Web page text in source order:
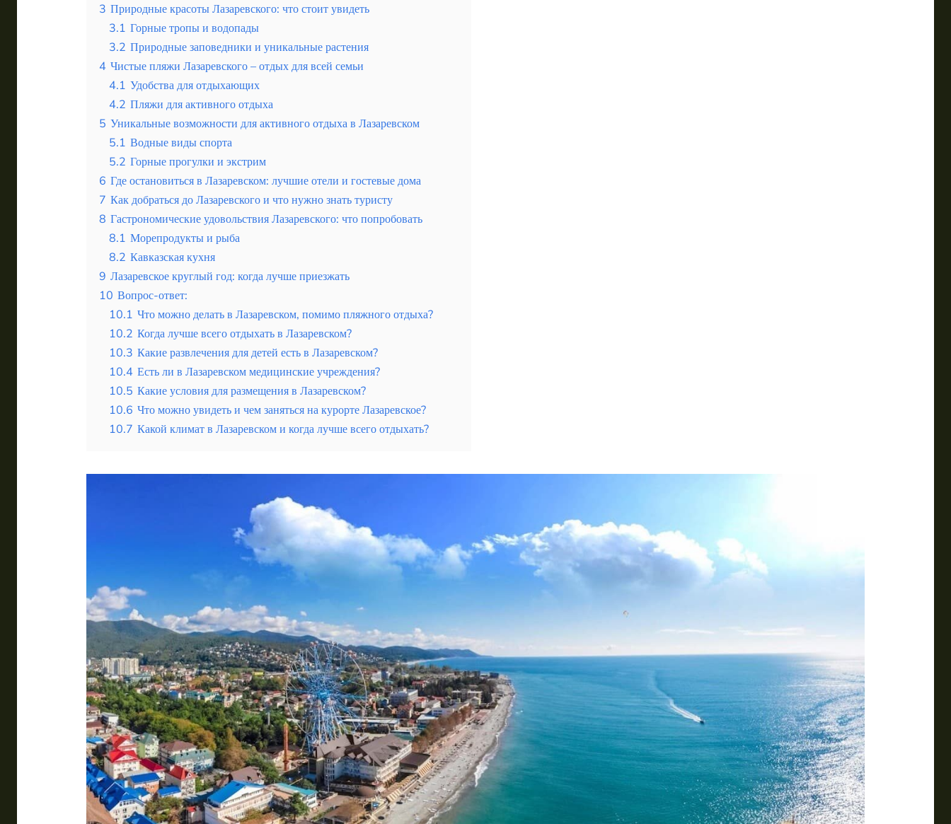
3 Природные красоты Лазаревского: что стоит увидеть
3.1 Горные тропы и водопады
3.2 Природные заповедники и уникальные растения
4 Чистые пляжи Лазаревского – отдых для всей семьи
4.1 Удобства для отдыхающих
4.2 Пляжи для активного отдыха
5 Уникальные возможности для активного отдыха в Лазаревском
5.1 Водные виды спорта
5.2 Горные прогулки и экстрим
6 Где остановиться в Лазаревском: лучшие отели и гостевые дома
7 Как добраться до Лазаревского и что нужно знать туристу
8 Гастрономические удовольствия Лазаревского: что попробовать
8.1 Морепродукты и рыба
8.2 Кавказская кухня
9 Лазаревское круглый год: когда лучше приезжать
10 Вопрос-ответ:
10.1 Что можно делать в Лазаревском, помимо пляжного отдыха?
10.2 Когда лучше всего отдыхать в Лазаревском?
10.3 Какие развлечения для детей есть в Лазаревском?
10.4 Есть ли в Лазаревском медицинские учреждения?
10.5 Какие условия для размещения в Лазаревском?
10.6 Что можно увидеть и чем заняться на курорте Лазаревское?
10.7 Какой климат в Лазаревском и когда лучше всего отдыхать?